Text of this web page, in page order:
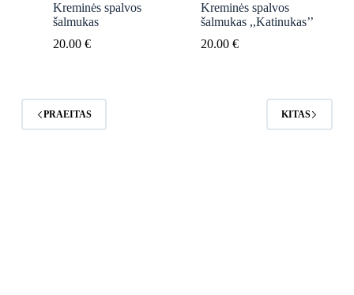
Kreminės spalvos
šalmukas
20.00 €
Kreminės spalvos
šalmukas ,,Katinukas’’
20.00 €
PRAEITAS KITAS